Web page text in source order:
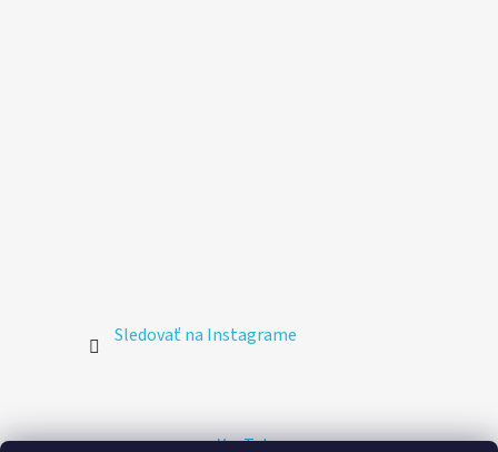
Sledovať na Instagrame
YouTube